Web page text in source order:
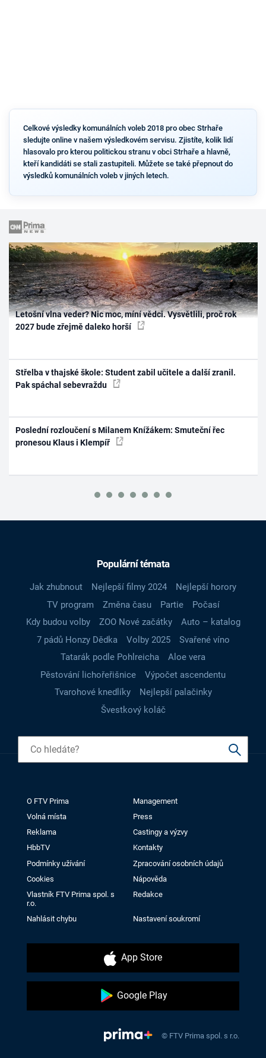
Celkové výsledky komunálních voleb 2018 pro obec Strhaře
sledujte online v našem výsledkovém servisu. Zjistíte, kolik lidí
hlasovalo pro kterou politickou stranu v obci Strhaře a hlavně,
kteří kandidáti se stali zastupiteli. Můžete se také přepnout do
výsledků komunálních voleb v jiných letech.
Letošní vlna veder? Nic moc, míní vědci. Vysvětlili, proč rok
2027 bude zřejmě daleko horší
Střelba v thajské škole: Student zabil učitele a další zranil.
Pak spáchal sebevraždu
Poslední rozloučení s Milanem Knížákem: Smuteční řec
pronesou Klaus i Klempíř
Populární témata
Jak zhubnout Nejlepší filmy 2024
Nejlepší horory
TV program
Změna času Partie
Počasí
Kdy budou volby
ZOO Nové začátky
Auto – katalog
7 pádů Honzy Dědka
Volby 2025
Svařené víno
Tatarák podle Pohlreicha
Aloe vera
Pěstování lichořeřišnice
Výpočet ascendentu
Tvarohové knedlíky
Nejlepší palačinky
Švestkový koláč
O FTV Prima
Management
Volná místa
Press
Reklama
Castingy a výzvy
HbbTV
Kontakty
Podmínky užívání
Zpracování osobních údajů
Cookies
Nápověda
Vlastník FTV Prima spol. s
r.o.
Redakce
Nahlásit chybu Nastavení soukromí
App Store
Google Play
© FTV Prima spol. s r.o.